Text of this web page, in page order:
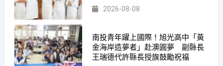
2026-08-08
南投青年躍上國際！旭光高中「黃
金海岸造夢者」赴澳圓夢 副縣長
王瑞德代許縣長授旗鼓勵祝福